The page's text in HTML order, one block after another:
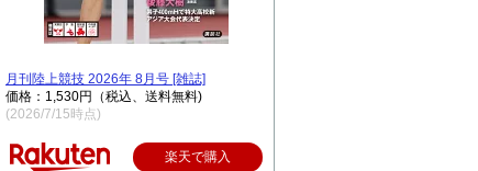
月刊陸上競技 2026年 8月号 [雑誌]
価格：1,530円（税込、送料無料)
(2026/7/15時点)
楽天で購入